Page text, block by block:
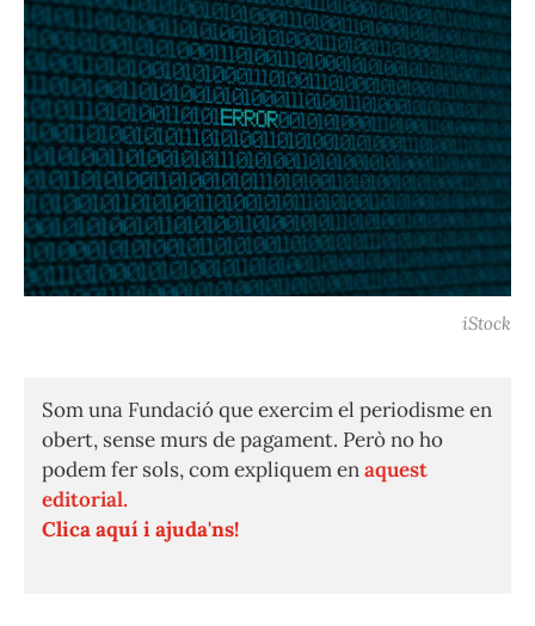
iStock
Som una Fundació que exercim el periodisme en
obert, sense murs de pagament. Però no ho
podem fer sols, com expliquem enaquest
editorial.
Clica aquí i ajuda'ns!